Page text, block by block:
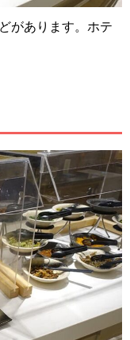
があります。ホテ